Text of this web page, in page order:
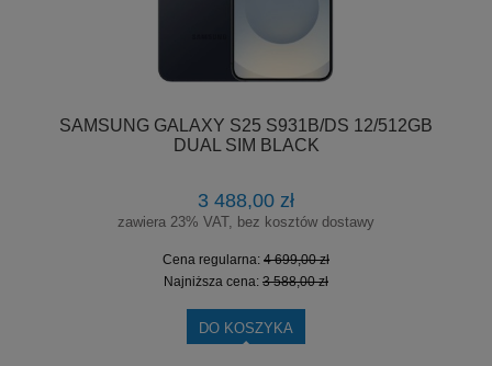
SAMSUNG GALAXY S25 S931B/DS 12/512GB
DUAL SIM BLACK
3 488,00 zł
zawiera 23% VAT, bez kosztów dostawy
Cena regularna: 4 699,00 zł
Najniższa cena: 3 588,00 zł
DO KOSZYKA